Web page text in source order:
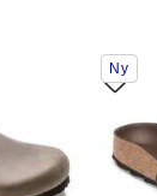
med
swatch-
farger
Ny